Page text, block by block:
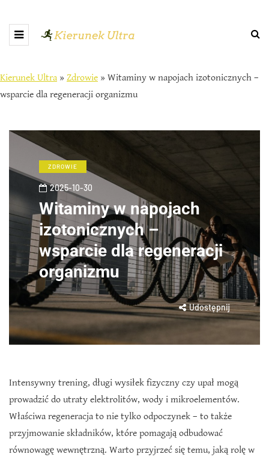
Kierunek Ultra » Zdrowie » Witaminy w napojach izotonicznych –
wsparcie dla regeneracji organizmu
ZDROWIE
2025-10-30
Witaminy w napojach
izotonicznych –
wsparcie dla regeneracji
organizmu
Udostępnij
Intensywny trening, długi wysiłek fizyczny czy upał mogą
prowadzić do utraty elektrolitów, wody i mikroelementów.
Właściwa regeneracja to nie tylko odpoczynek – to także
przyjmowanie składników, które pomagają odbudować
równowagę wewnętrzną. Warto przyjrzeć się temu, jaką rolę w